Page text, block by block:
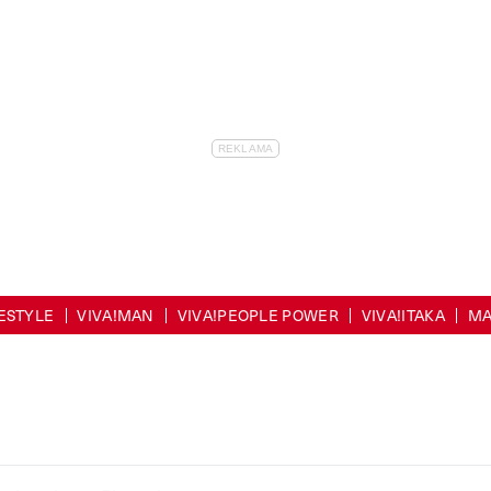
VIVA!MAN VIVA!PEOPLE POWER VIVA!ITAKA